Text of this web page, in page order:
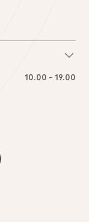
10.00 - 19.00